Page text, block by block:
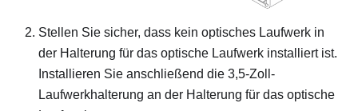
Stellen Sie sicher, dass kein optisches Laufwerk in
der Halterung für das optische Laufwerk installiert ist.
Installieren Sie anschließend die 3,5-Zoll-
Laufwerkhalterung an der Halterung für das optische